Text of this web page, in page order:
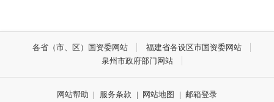
各省（市、区）国资委网站
福建省各设区市国资委网站
泉州市政府部门网站
网站帮助 | 服务条款 | 网站地图 | 邮箱登录